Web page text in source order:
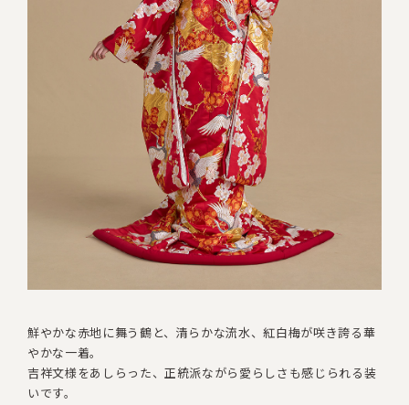
鮮やかな赤地に舞う鶴と、清らかな流水、紅白梅が咲き誇る華
やかな一着。
吉祥文様をあしらった、正統派ながら愛らしさも感じられる装
いです。